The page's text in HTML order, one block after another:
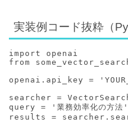
実装例コード抜粋（
import openai
from
openai.api_key =
searcher =
query = '業務効率化の方法'
results =